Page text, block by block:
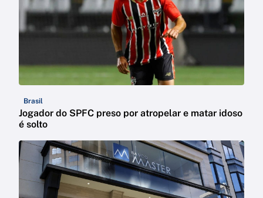
Brasil
Jogador do SPFC preso por atropelar e matar idoso
é solto